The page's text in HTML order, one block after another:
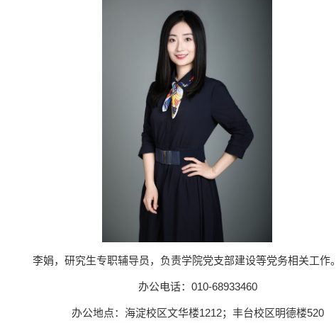
李娟，研究生专职辅导员，负责学院党支部建设等党务相关工作。
办公电话：010-68933460
办公地点：海淀校区文华楼1212；丰台校区明德楼520